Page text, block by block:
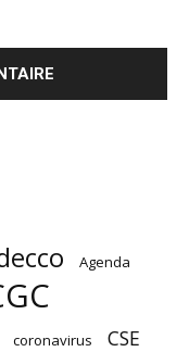
Agenda
coronavirus CSE